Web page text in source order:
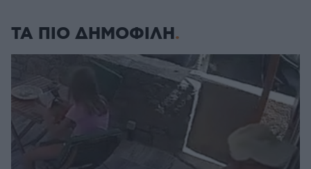
ΤΑ ΠΙΟ ΔΗΜΟΦΙΛΗ